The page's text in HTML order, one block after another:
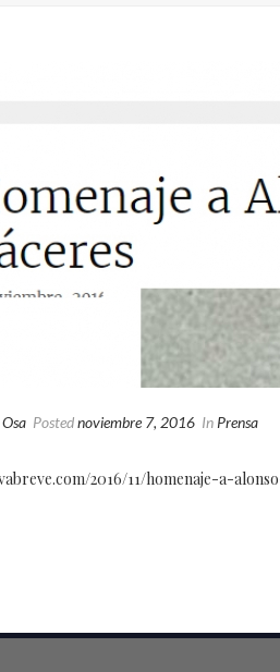
Postednoviembre 7, 2016 In Prensa
2016/11/homenaje-a-